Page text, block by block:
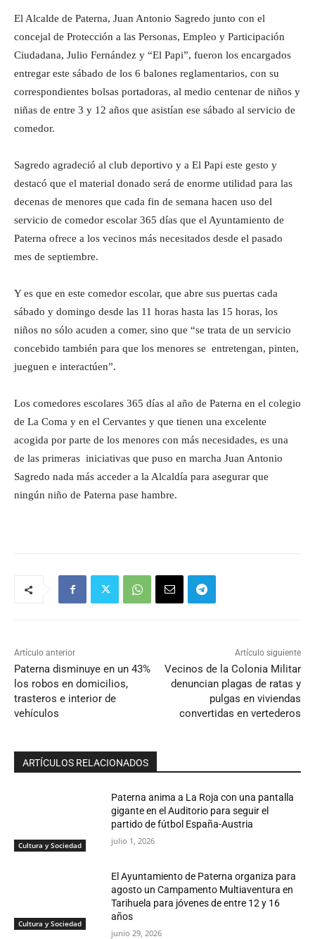
El Alcalde de Paterna, Juan Antonio Sagredo junto con el
concejal de Protección a las Personas, Empleo y Participación
Ciudadana, Julio Fernández y “El Papi”, fueron los encargados
entregar este sábado de los 6 balones reglamentarios, con su
correspondientes bolsas portadoras, al medio centenar de niños y
niñas de entre 3 y 12 años que asistían ese sábado al servicio de
comedor.
Sagredo agradeció al club deportivo y a El Papi este gesto y
destacó que el material donado será de enorme utilidad para las
decenas de menores que cada fin de semana hacen uso del
servicio de comedor escolar 365 días que el Ayuntamiento de
Paterna ofrece a los vecinos más necesitados desde el pasado
mes de septiembre.
Y es que en este comedor escolar, que abre sus puertas cada
sábado y domingo desde las 11 horas hasta las 15 horas, los
niños no sólo acuden a comer, sino que “se trata de un servicio
concebido también para que los menores se entretengan, pinten,
jueguen e interactúen”.
Los comedores escolares 365 días al año de Paterna en el colegio
de La Coma y en el Cervantes y que tienen una excelente
acogida por parte de los menores con más necesidades, es una
de las primeras iniciativas que puso en marcha Juan Antonio
Sagredo nada más acceder a la Alcaldía para asegurar que
ningún niño de Paterna pase hambre.
Artículo anterior
Paterna disminuye en un 43%
los robos en domicilios,
trasteros e interior de
vehículos
Artículo siguiente
Vecinos de la Colonia Militar
denuncian plagas de ratas y
pulgas en viviendas
convertidas en vertederos
ARTÍCULOS RELACIONADOS
Cultura y Sociedad
Paterna anima a La Roja con una pantalla
gigante en el Auditorio para seguir el
partido de fútbol España-Austria
julio 1, 2026
Cultura y Sociedad
El Ayuntamiento de Paterna organiza para
agosto un Campamento Multiaventura en
Tarihuela para jóvenes de entre 12 y 16
años
junio 29, 2026